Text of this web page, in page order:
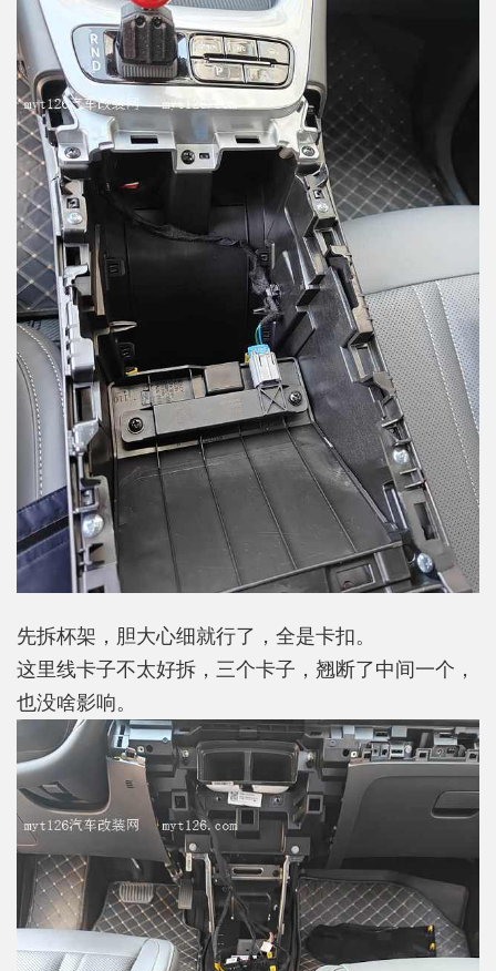
先拆杯架，胆大心细就行了，全是卡扣。
这里线卡子不太好拆，三个卡子，翘断了中间一个，
也没啥影响。